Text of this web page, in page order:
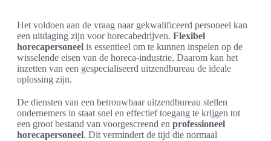
Het voldoen aan de vraag naar gekwalificeerd personeel kan
een uitdaging zijn voor horecabedrijven. Flexibel
horecapersoneel is essentieel om te kunnen inspelen op de
wisselende eisen van de horeca-industrie. Daarom kan het
inzetten van een gespecialiseerd uitzendbureau de ideale
oplossing zijn.
De diensten van een betrouwbaar uitzendbureau stellen
ondernemers in staat snel en effectief toegang te krijgen tot
een groot bestand van voorgescreend en professioneel
horecapersoneel. Dit vermindert de tijd die normaal